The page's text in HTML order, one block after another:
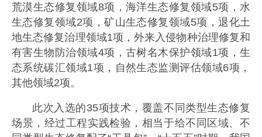
荒漠生态修复领域8项，海洋生态修复领域5项，水
生态修复领域2项，矿山生态修复领域5项，退化土
地生态修复治理领域1项，外来入侵物种治理修复和
有害生物防治领域4项，古树名木保护领域1项，生
态系统碳汇领域1项，自然生态监测评估领域6项，
其他领域2项。
此次入选的35项技术，覆盖不同类型生态修复
场景，经过工程实践检验，相当于给不同区域、不